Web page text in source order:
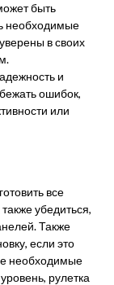
быть
необходимые
в своих
и
ошибок,
или
все
убедиться,
Также
если это
необходимые
рулетка